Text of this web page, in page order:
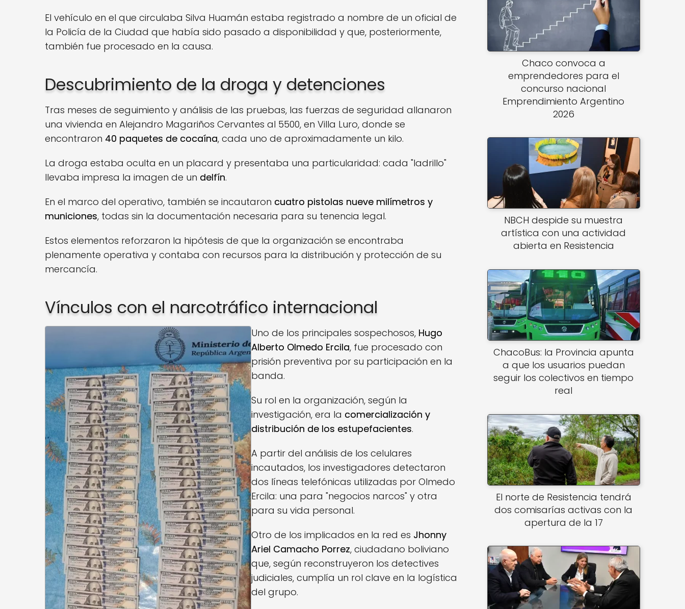
El vehículo en el que circulaba Silva Huamán estaba registrado a nombre de un oficial de
la Policía de la Ciudad que había sido pasado a disponibilidad y que, posteriormente,
también fue procesado en la causa.
Descubrimiento de la droga y detenciones
Tras meses de seguimiento y análisis de las pruebas, las fuerzas de seguridad allanaron
una vivienda en Alejandro Magariños Cervantes al 5500, en Villa Luro, donde se
encontraron 40 paquetes de cocaína, cada uno de aproximadamente un kilo.
La droga estaba oculta en un placard y presentaba una particularidad: cada "ladrillo"
llevaba impresa la imagen de un delfín.
En el marco del operativo, también se incautaron cuatro pistolas nueve milímetros y
municiones, todas sin la documentación necesaria para su tenencia legal.
Estos elementos reforzaron la hipótesis de que la organización se encontraba
plenamente operativa y contaba con recursos para la distribución y protección de su
mercancía.
Vínculos con el narcotráfico internacional
Uno de los principales sospechosos, Hugo
Alberto Olmedo Ercila, fue procesado con
prisión preventiva por su participación en la
banda.
Su rol en la organización, según la
investigación, era la comercialización y
distribución de los estupefacientes.
A partir del análisis de los celulares
incautados, los investigadores detectaron
dos líneas telefónicas utilizadas por Olmedo
Ercila: una para "negocios narcos" y otra
para su vida personal.
Otro de los implicados en la red es Jhonny
Ariel Camacho Porrez, ciudadano boliviano
que, según reconstruyeron los detectives
judiciales, cumplía un rol clave en la logística
del grupo.
Chaco convoca a
emprendedores para el
concurso nacional
Emprendimiento Argentino
2026
NBCH despide su muestra
artística con una actividad
abierta en Resistencia
ChacoBus: la Provincia apunta
a que los usuarios puedan
seguir los colectivos en tiempo
real
El norte de Resistencia tendrá
dos comisarías activas con la
apertura de la 17